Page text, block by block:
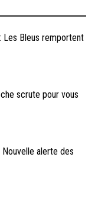
: Les Bleus remportent
scrute pour vous
Nouvelle alerte des